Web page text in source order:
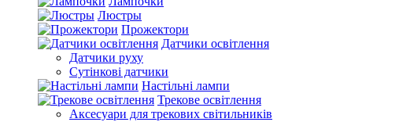
Люстры
Прожектори
Датчики освітлення
Датчики руху
Сутінкові датчики
Настільні лампи
Трекове освітлення
Аксесуари для трекових світильників